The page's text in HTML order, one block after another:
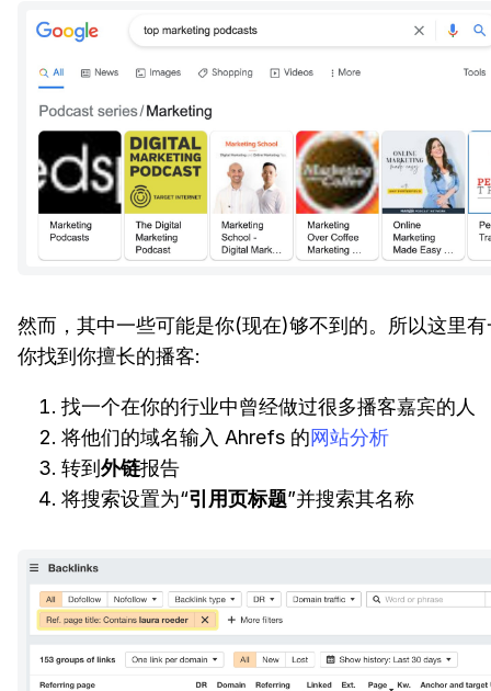
然而，其中一些可能是你(现在)够不到的。所以这里
你找到你擅长的播客:
找一个在你的行业中曾经做过很多播客嘉宾的人
将他们的域名输入 Ahrefs 的网站分析
转到 外链报告
将搜索设置为“引用页标题”并搜索其名称